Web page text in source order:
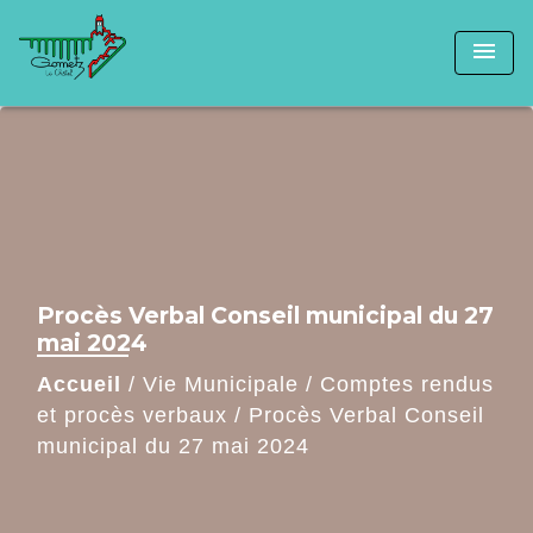
menu
Procès Verbal Conseil municipal du 27
mai 2024
Accueil / Vie Municipale / Comptes rendus
et procès verbaux / Procès Verbal Conseil
municipal du 27 mai 2024